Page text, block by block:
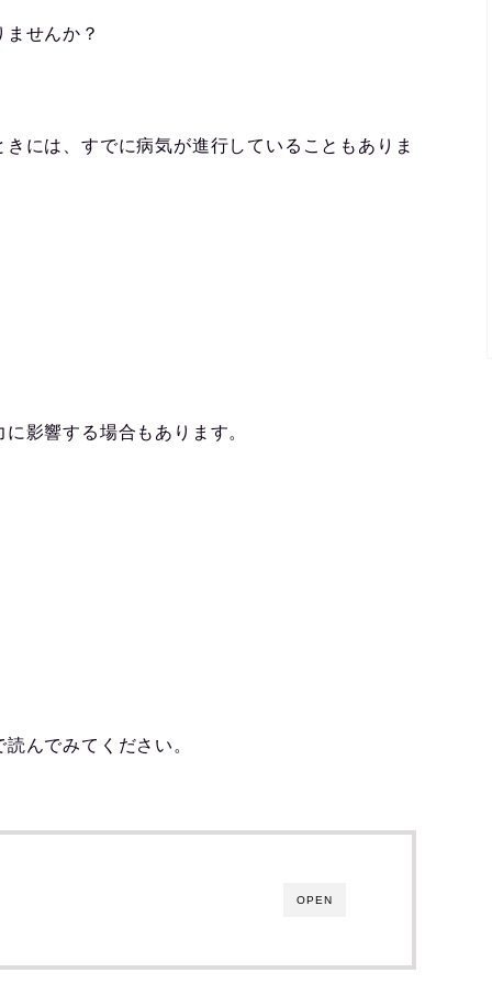
せんか？
には、すでに病気が進行していることもありま
影響する場合もあります。
んでみてください。
OPEN